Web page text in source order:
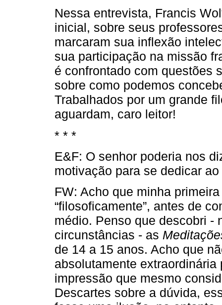
Nessa entrevista, Francis
inicial, sobre seus
marcaram sua inflexão
sua participação na missão
é confrontado com questões
sobre como podemos
Trabalhados por um grande
aguardam, caro leitor!
* * *
E&F: O senhor poderia nos
motivação para se dedicar
FW: Acho que minha
“filosoficamente”, antes de
médio. Penso que descobri -
circunstâncias - as
de 14 a 15 anos. Acho que
absolutamente
impressão que mesmo
Descartes sobre a dúvida,